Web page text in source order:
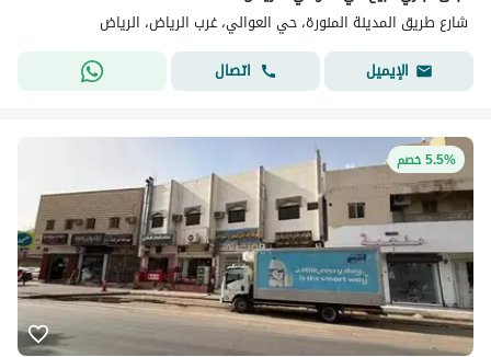
شارع طريق المدينة المنورة، حي العوالي، غرب الرياض، الرياض
الإيميل
اتصال
5.5% خصم